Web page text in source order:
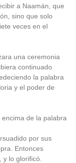
a Naamán, que
sino que solo
veces en el
una ceremonia
continuado
la palabra
y el poder de
de la palabra
por sus
Entonces
lo glorificó.